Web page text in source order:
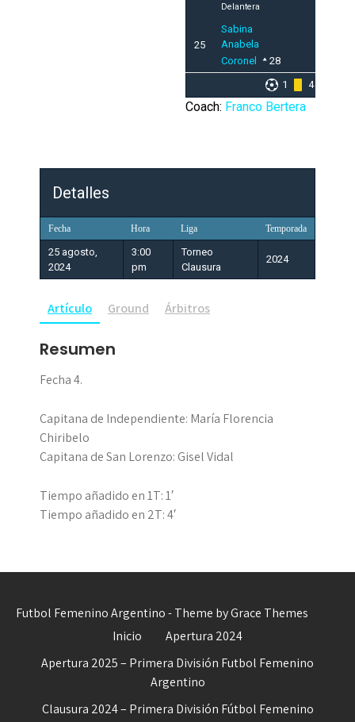
Delantera
25
Sabina
Anabela
Coronel
28
1
4
Coach: Franco Bertera
Detalles
Fecha Hora Liga Temporada
25 agosto,
2024
3:00
pm
Torneo
Clausura
2024
Artículo Ground Árbitros
Resumen
Fecha 4.
Capitana de Independiente: María Florencia
Chiribelo
Capitana de San Lorenzo: Gisel Vidal
Tiempo añadido en 1T: 1′
Tiempo añadido en 2T: 4′
Futbol Femenino Argentino - Theme by Grace Themes
Inicio
Apertura 2024
Apertura 2025 – Primera División Futbol Femenino
Argentino
Clausura 2024 – Primera División Fútbol Femenino